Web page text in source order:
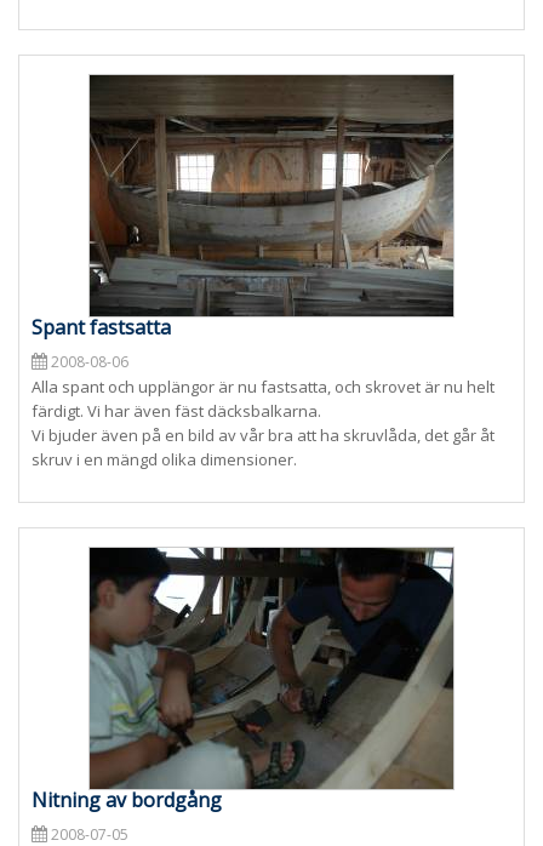
Spant fastsatta
2008-08-06
Alla spant och upplängor är nu fastsatta, och skrovet är nu helt
färdigt. Vi har även fäst däcksbalkarna.
Vi bjuder även på en bild av vår bra att ha skruvlåda, det går åt
skruv i en mängd olika dimensioner.
Nitning av bordgång
2008-07-05